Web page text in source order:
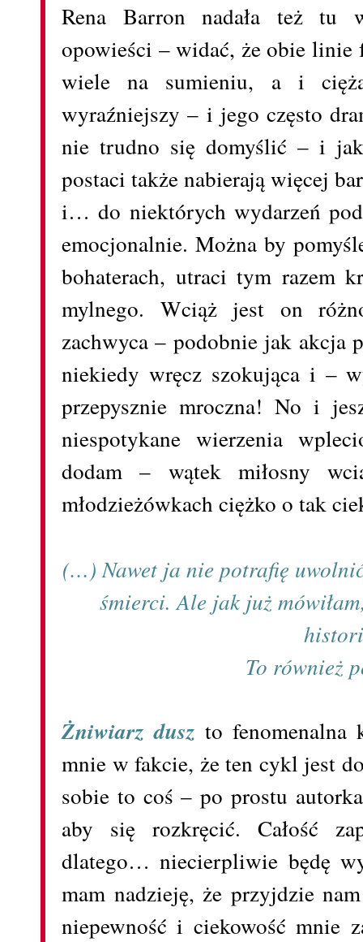
Rena Barron nadała też tu
opowieści – widać, że obie linie
wiele na sumieniu, a i
wyraźniejszy – i jego często
nie trudno się domyślić – i jak
postaci także nabierają więcej
i… do niektórych wydarzeń
emocjonalnie. Można by
bohaterach, utraci tym razem
mylnego. Wciąż jest on
zachwyca – podobnie jak akcja
niekiedy wręcz szokująca i –
przepysznie mroczna! No i
niespotykane wierzenia
dodam – wątek miłosny
młodzieżówkach ciężko o tak
(…) Nawet ja nie potrafię
śmierci. Ale jak już
To również
Żniwiarz dusz to fenomenalna
mnie w fakcie, że ten cykl jest
sobie to coś – po prostu
aby się rozkręcić. Całość
dlatego… niecierpliwie będę
mam nadzieję, że przyjdzie
niepewność i ciekowość mnie